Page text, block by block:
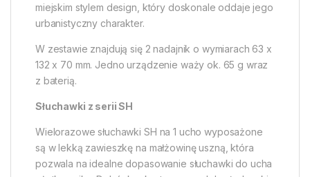
miejskim stylem design, który doskonale oddaje jego
urbanistyczny charakter.
W zestawie znajdują się 2 nadajnik o wymiarach 63 x
132 x 70 mm. Jedno urządzenie waży ok. 65 g wraz
z baterią.
Słuchawki z serii SH
Wielorazowe słuchawki SH na 1 ucho wyposażone
są w lekką zawieszkę na małżowinę uszną, która
pozwala na idealne dopasowanie słuchawki do ucha